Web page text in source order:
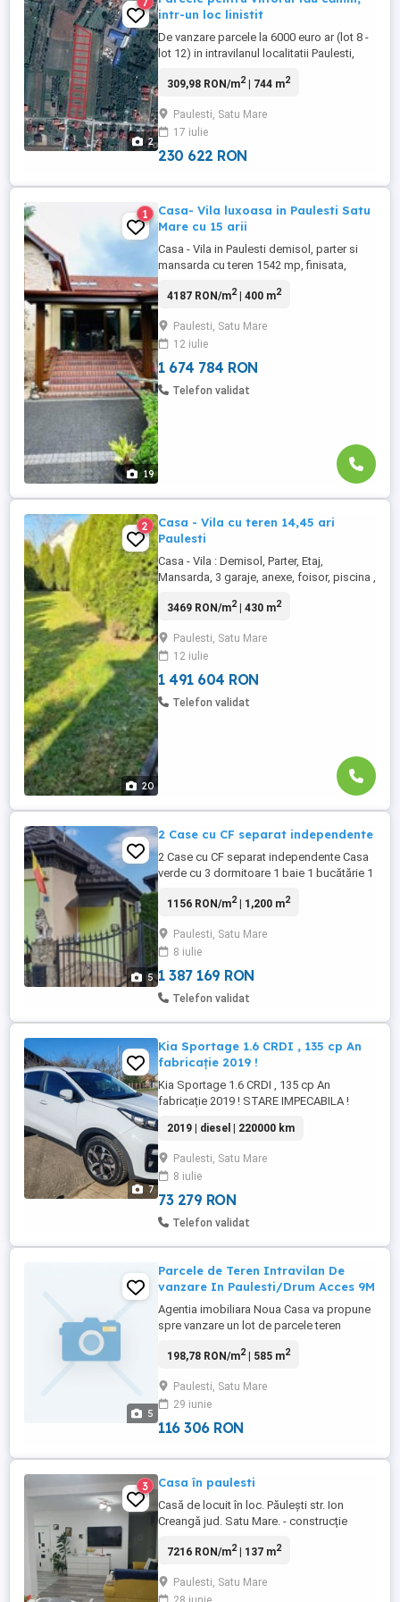
2
intr-un loc linistit
De vanzare parcele la 6000 euro ar (lot 8 -
lot 12) in intravilanul localitatii Paulesti,
Fiecare parcela are in medie 7,44 ari, cu
fiecare lot se face de pe drumul situat in
partea stanga a ariei de parcele, str. C-tin
...
309,98 RON/m2| 744 m2
Paulesti, Satu Mare
17 iulie
230 622 RON
19
1
Casa- Vila luxoasa in Paulesti Satu
Mare cu 15 arii
Casa - Vila in Paulesti demisol, parter si
mansarda cu teren 1542 mp, finisata,
microcentrala pe gaz, 3 bai, living,
sala pentru relaxare, jacuzzi, etc, Pret
320000 Euro, Tel 0745760477Precizati ca
ati vazut oferta cu ID-ul: ...
4187 RON/m2| 400 m2
Paulesti, Satu Mare
12 iulie
1 674 784 RON
Telefon validat
20
2
Casa - Vila cu teren 14,45 ari
Paulesti
Casa - Vila : Demisol, Parter, Etaj,
Mansarda, 3 garaje, anexe, foisor, piscina ,
Suprafata totala construita 540 mp,
irigare spatiu verde, Sistem de alarma si
de supraveghere video, Panouri
fotovoltaice si Panouri solare,
3469 RON/m2| 430 m2
Paulesti, Satu Mare
12 iulie
1 491 604 RON
Telefon validat
5
2 Case cu CF separat independente
2 Case cu CF separat independente Casa
verde cu 3 dormitoare 1 baie 1 bucătărie 1
mp construit 150 desfășurat 7 ari teren
Canalizare Termopane Curent + panouri
solare Centrală murală pe gaz
Supraveghere video Se vinde ...
1156 RON/m2| 1,200 m2
Paulesti, Satu Mare
8 iulie
1 387 169 RON
Telefon validat
7
Kia Sportage 1.6 CRDI , 135 cp An
fabricație 2019 !
Kia Sportage 1.6 CRDI , 135 cp An
fabricație 2019 ! STARE IMPECABILA !
absoluți reali se poate verifica Carvertical !
Fără daune !!! Schimbată distribuția la
210.000 km ! Ulei motor, filtre, ulei cutie
viteze toate schimbările sunt pe factură !
Echipare: Cutie ...
2019 | diesel | 220000 km
Paulesti, Satu Mare
8 iulie
73 279 RON
Telefon validat
5
Parcele de Teren Intravilan De
vanzare In Paulesti/Drum Acces 9M
Agentia imobiliara Noua Casa va propune
spre vanzare un lot de parcele teren
plina dezvoltare in apropiere de strada
suprafata de 585 MP cu un front stradal
de 20M Terenul este ideal pentru
construirea unei locuințe. Utilitatile ...
198,78 RON/m2| 585 m2
Paulesti, Satu Mare
29 iunie
116 306 RON
3 Casa în paulesti
Casă de locuit în loc. Păulești str. Ion
Creangă jud. Satu Mare. - construcție
iluminat public, - deschidere 18 m -
dispune de 2 dormitoare 1 dresing mare
7216 RON/m2| 137 m2
Paulesti, Satu Mare